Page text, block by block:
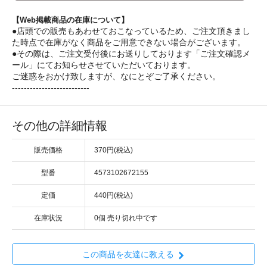
【Web掲載商品の在庫について】
●店頭での販売もあわせておこなっているため、ご注文頂きまし
た時点で在庫がなく商品をご用意できない場合がございます。
●その際は、ご注文受付後にお送りしております「ご注文確認メ
ール」にてお知らせさせていただいております。
ご迷惑をおかけ致しますが、なにとぞご了承ください。
--------------------------
その他の詳細情報
販売価格 370円(税込)
型番 4573102672155
定価 440円(税込)
在庫状況 0個 売り切れ中です
この商品を友達に教える